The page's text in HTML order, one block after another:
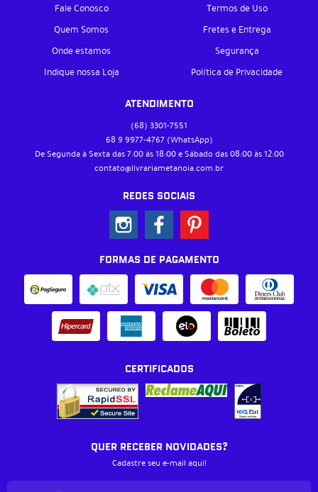
Fale Conosco
Quem Somos
Onde estamos
Indique nossa Loja
Termos de Uso
Fretes e Entrega
Segurança
Política de Privacidade
ATENDIMENTO
(68) 3301-7551
68 9 9977-4767 (WhatsApp)
De Segunda à Sexta das 7:00 às 18:00 e Sábado das 08:00 às 12:00
contato@livrariametanoia.com.br
REDES SOCIAIS
FORMAS DE PAGAMENTO
CERTIFICADOS
QUER RECEBER NOVIDADES?
Cadastre seu e-mail aqui!